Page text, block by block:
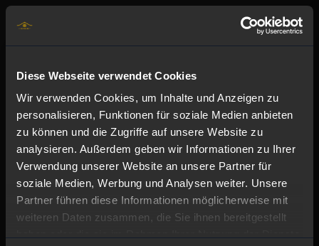
Diese Webseite verwendet Cookies
Wir verwenden Cookies, um Inhalte und Anzeigen zu
personalisieren, Funktionen für soziale Medien anbieten
zu können und die Zugriffe auf unsere Website zu
analysieren. Außerdem geben wir Informationen zu Ihrer
Verwendung unserer Website an unsere Partner für
soziale Medien, Werbung und Analysen weiter. Unsere
Partner führen diese Informationen möglicherweise mit
weiteren Daten zusammen, die Sie ihnen bereitgestellt
DE